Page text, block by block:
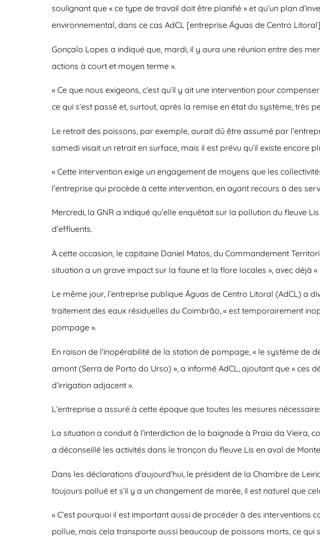
soulignant que « ce type de travail doit être planifié » et qu’un plan
environnemental, dans ce cas AdCL [entreprise Águas de Centro Litoral]
Gonçalo Lopes a indiqué que, mardi, il y aura une réunion entre des
actions à court et moyen terme ».
« Ce que nous exigeons, c’est qu’il y ait une intervention pour
ce qui s’est passé et, surtout, après la remise en état du système, très
Le retrait des poissons, par exemple, aurait dû être assumé par
samedi visait un retrait en surface, mais il est prévu qu’il existe
« Cette intervention exige un engagement de moyens que les
l’entreprise qui procède à cette intervention, en ayant recours à des
Mercredi, la GNR a indiqué qu’elle enquêtait sur la pollution du fleuve
d’effluents.
À cette occasion, le capitaine Daniel Matos, du Commandement
situation a un grave impact sur la faune et la flore locales », avec déjà
Le même jour, l’entreprise publique Águas de Centro Litoral (AdCL) a
traitement des eaux résiduelles du Coimbrão, « est temporairement
pompage ».
En raison de l’inopérabilité de la station de pompage, « le système de
amont (Serra de Porto do Urso) », a informé AdCL, ajoutant que « ces
d’irrigation adjacent ».
L’entreprise a assuré à cette époque que toutes les mesures
La situation a conduit à l’interdiction de la baignade à Praia da Vieira,
a déconseillé les activités dans le tronçon du fleuve Lis en aval de
Dans les déclarations d’aujourd’hui, le président de la Chambre de
toujours pollué et s’il y a un changement de marée, il est naturel que
« C’est pourquoi il est important aussi de procéder à des
pollue, mais cela transporte aussi beaucoup de poissons morts, ce